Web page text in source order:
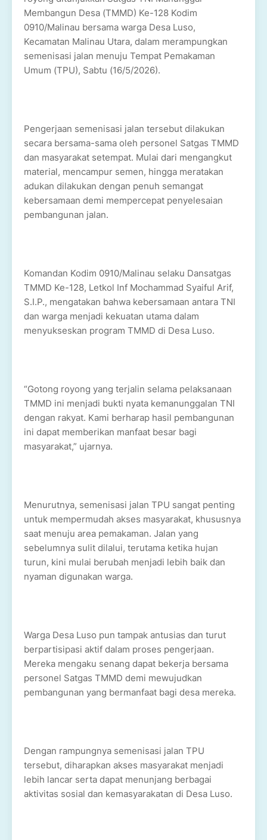
Membangun Desa (TMMD) Ke-128 Kodim
0910/Malinau bersama warga Desa Luso,
Kecamatan Malinau Utara, dalam merampungkan
semenisasi jalan menuju Tempat Pemakaman
Umum (TPU), Sabtu (16/5/2026).
Pengerjaan semenisasi jalan tersebut dilakukan
secara bersama-sama oleh personel Satgas TMMD
dan masyarakat setempat. Mulai dari mengangkut
material, mencampur semen, hingga meratakan
adukan dilakukan dengan penuh semangat
kebersamaan demi mempercepat penyelesaian
pembangunan jalan.
Komandan Kodim 0910/Malinau selaku Dansatgas
TMMD Ke-128, Letkol Inf Mochammad Syaiful Arif,
S.I.P., mengatakan bahwa kebersamaan antara TNI
dan warga menjadi kekuatan utama dalam
menyukseskan program TMMD di Desa Luso.
“Gotong royong yang terjalin selama pelaksanaan
TMMD ini menjadi bukti nyata kemanunggalan TNI
dengan rakyat. Kami berharap hasil pembangunan
ini dapat memberikan manfaat besar bagi
masyarakat,” ujarnya.
Menurutnya, semenisasi jalan TPU sangat penting
untuk mempermudah akses masyarakat, khususnya
saat menuju area pemakaman. Jalan yang
sebelumnya sulit dilalui, terutama ketika hujan
turun, kini mulai berubah menjadi lebih baik dan
nyaman digunakan warga.
Warga Desa Luso pun tampak antusias dan turut
berpartisipasi aktif dalam proses pengerjaan.
Mereka mengaku senang dapat bekerja bersama
personel Satgas TMMD demi mewujudkan
pembangunan yang bermanfaat bagi desa mereka.
Dengan rampungnya semenisasi jalan TPU
tersebut, diharapkan akses masyarakat menjadi
lebih lancar serta dapat menunjang berbagai
aktivitas sosial dan kemasyarakatan di Desa Luso.